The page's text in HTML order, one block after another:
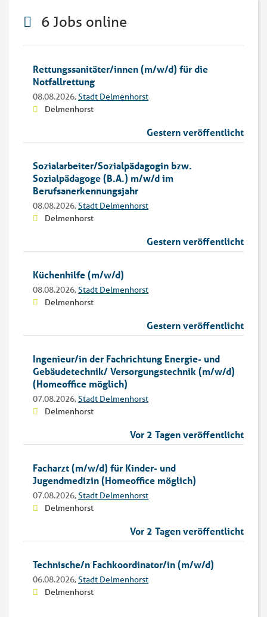
6 Jobs online
Rettungssanitäter/innen (m/w/d) für die
Notfallrettung
08.08.2026,Stadt Delmenhorst
Delmenhorst
Gestern veröffentlicht
Sozialarbeiter/Sozialpädagogin bzw.
Sozialpädagoge (B.A.) m/w/d im
Berufsanerkennungsjahr
08.08.2026,Stadt Delmenhorst
Delmenhorst
Gestern veröffentlicht
Küchenhilfe (m/w/d)
08.08.2026,Stadt Delmenhorst
Delmenhorst
Gestern veröffentlicht
Ingenieur/in der Fachrichtung Energie- und
Gebäudetechnik/ Versorgungstechnik (m/w/d)
(Homeoffice möglich)
07.08.2026,Stadt Delmenhorst
Delmenhorst
Vor 2 Tagen veröffentlicht
Facharzt (m/w/d) für Kinder- und
Jugendmedizin (Homeoffice möglich)
07.08.2026,Stadt Delmenhorst
Delmenhorst
Vor 2 Tagen veröffentlicht
Technische/n Fachkoordinator/in (m/w/d)
06.08.2026,Stadt Delmenhorst
Delmenhorst